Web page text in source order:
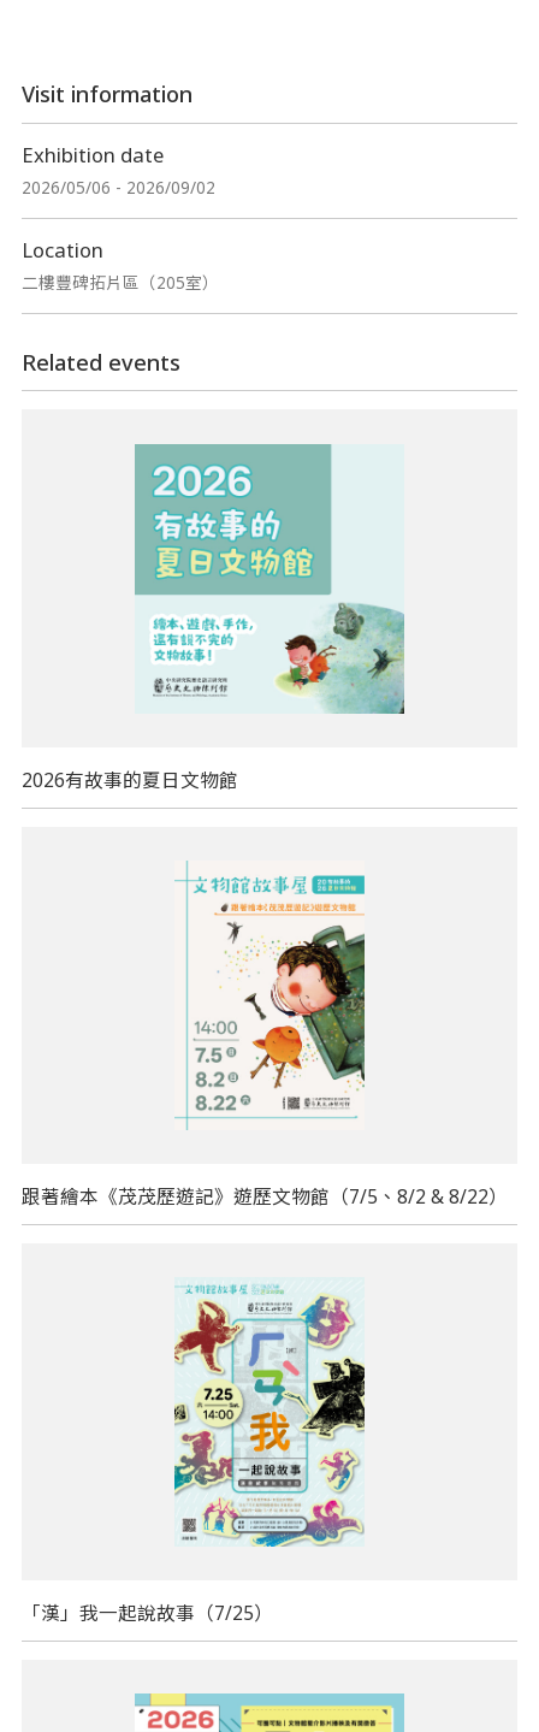
Visit information
Exhibition date
2026/05/06 - 2026/09/02
Location
二樓豐碑拓片區（205室）
Related events
2026有故事的夏日文物館
跟著繪本《茂茂歷遊記》遊歷文物館（7/5、8/2 & 8/22）
「漢」我一起說故事（7/25）